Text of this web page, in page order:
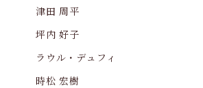
津田 周平
坪内 好子
ラウル・デュフィ
時松 宏樹